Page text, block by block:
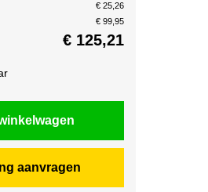
€ 25,26
€ 99,95
€ 125,21
aanvragen